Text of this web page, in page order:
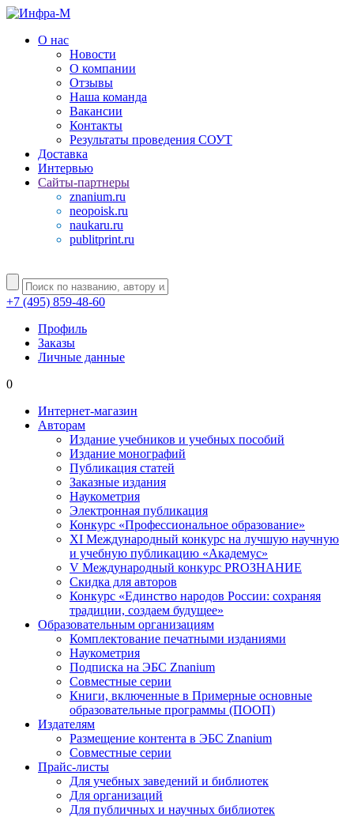
О нас
Новости
О компании
Отзывы
Наша команда
Вакансии
Контакты
Результаты проведения СОУТ
Доставка
Интервью
Сайты-партнеры
znanium.ru
neopoisk.ru
naukaru.ru
publitprint.ru
+7 (495) 859-48-60
Профиль
Заказы
Личные данные
0
Интернет-магазин
Авторам
Издание учебников и учебных пособий
Издание монографий
Публикация статей
Заказные издания
Наукометрия
Электронная публикация
Конкурс «Профессиональное образование»
XI Международный конкурс на лучшую научную
и учебную публикацию «Академус»
V Международный конкурс PROЗНАНИЕ
Скидка для авторов
Конкурс «Единство народов России: сохраняя
традиции, создаем будущее»
Образовательным организациям
Комплектование печатными изданиями
Наукометрия
Подписка на ЭБС Znanium
Совместные серии
Книги, включенные в Примерные основные
образовательные программы (ПООП)
Издателям
Размещение контента в ЭБС Znanium
Совместные серии
Прайс-листы
Для учебных заведений и библиотек
Для организаций
Для публичных и научных библиотек